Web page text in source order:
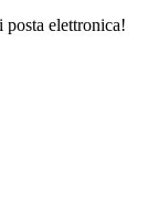
elettronica!